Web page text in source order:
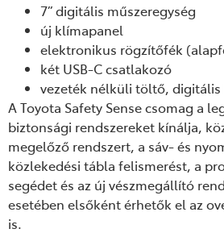
7” digitális műszeregység
új klímapanel
elektronikus rögzítőfék
két USB-C csatlakozó
vezeték nélküli töltő, digitális
A Toyota Safety Sense csomag a
biztonsági rendszereket kínálja,
megelőző rendszert, a sáv- és
közlekedési tábla felismerést, a
segédet és az új vészmegállító
esetében elsőként érhetők el az
is.